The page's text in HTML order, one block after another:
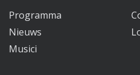
Programma
Nieuws
Musici